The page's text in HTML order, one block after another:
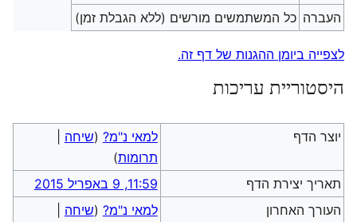
העברה כל המשתמשים מורשים (ללא הגבלת זמן)
לצפייה ביומן ההגנות של דף זה.
היסטוריית עריכות
יוצר הדף למאי נ"מ? (שיחה
תרומות)
תאריך יצירת הדף
11:59, 9 באפריל 2015
העורך האחרון
למאי נ"מ? (שיחה